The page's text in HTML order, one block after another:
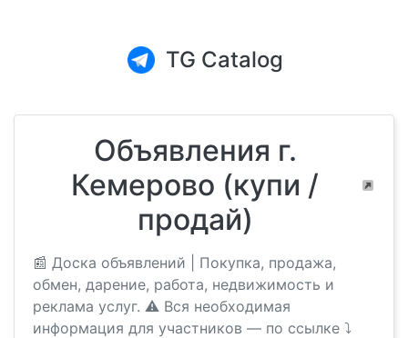
TG Catalog
Объявления г.
Кемерово (купи /
продай)
📰 Доска объявлений | Покупка, продажа,
обмен, дарение, работа, недвижимость и
реклама услуг. ⚠️ Вся необходимая
информация для участников — по ссылке ⤵️